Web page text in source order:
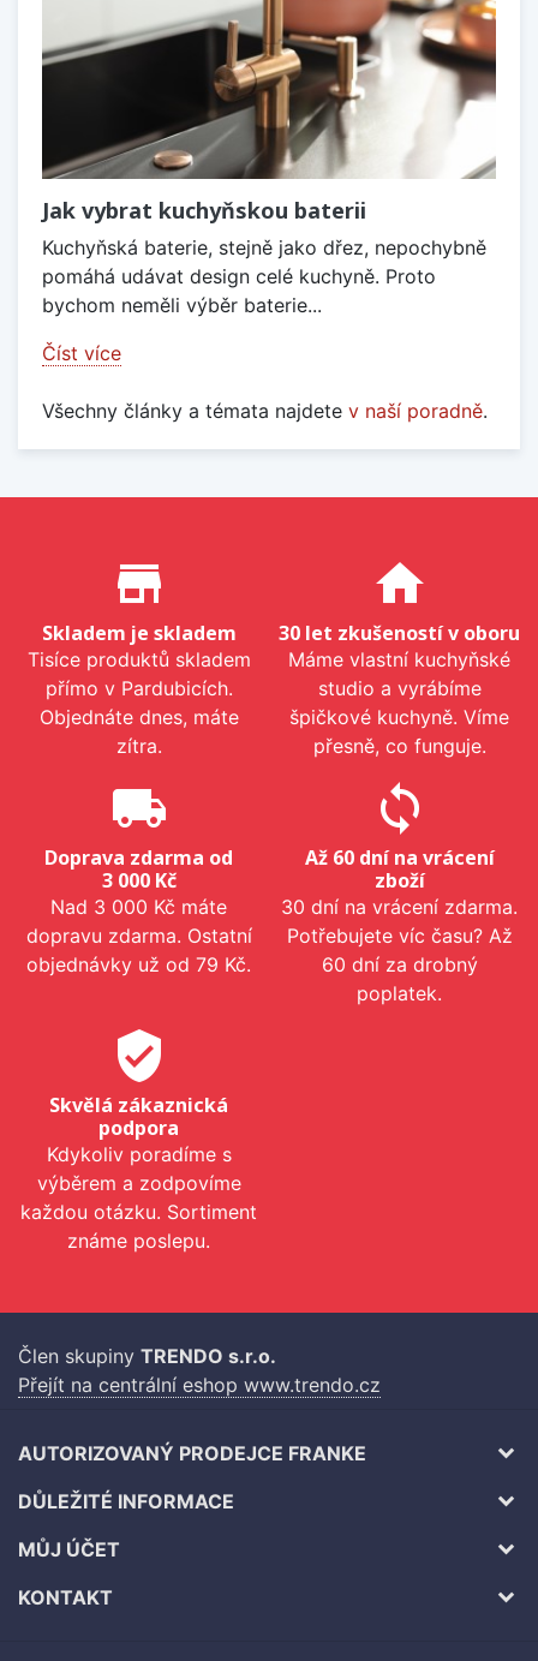
Jak vybrat kuchyňskou baterii
Kuchyňská baterie, stejně jako dřez, nepochybně
pomáhá udávat design celé kuchyně. Proto
bychom neměli výběr baterie...
Číst více
Všechny články a témata najdete v naší poradně.
Proč nakupovat u nás?
store_mall_directory
Skladem je skladem
Tisíce produktů skladem
přímo v Pardubicích.
Objednáte dnes, máte
zítra.
home
30 let zkušeností v oboru
Máme vlastní kuchyňské
studio a vyrábíme
špičkové kuchyně. Víme
přesně, co funguje.
local_shipping
Doprava zdarma od
3 000 Kč
Nad 3 000 Kč máte
dopravu zdarma. Ostatní
objednávky už od 79 Kč.
sync
Až 60 dní na vrácení
zboží
30 dní na vrácení zdarma.
Potřebujete víc času? Až
60 dní za drobný
poplatek.
verified_user
Skvělá zákaznická
podpora
Kdykoliv poradíme s
výběrem a zodpovíme
každou otázku. Sortiment
známe poslepu.
Člen skupiny TRENDO s.r.o.
Přejít na centrální eshop www.trendo.cz
AUTORIZOVANÝ PRODEJCE FRANKE
DŮLEŽITÉ INFORMACE
MŮJ ÚČET
KONTAKT